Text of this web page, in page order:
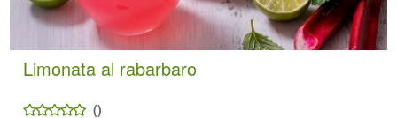
Limonata al rabarbaro
()